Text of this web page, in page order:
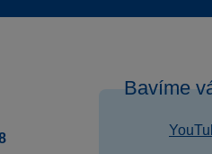
Bavíme